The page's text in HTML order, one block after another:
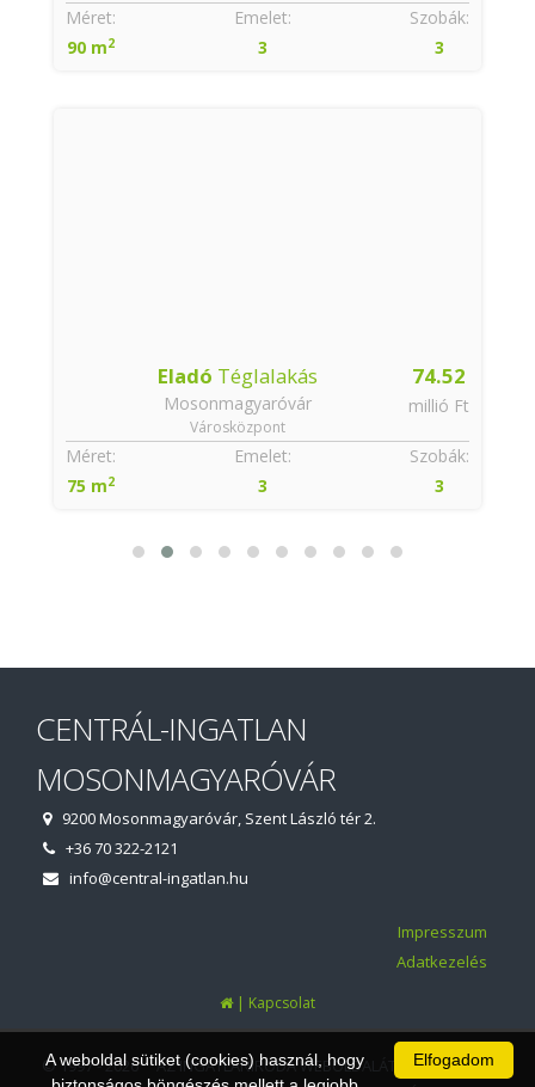
Szobák:
3
Méret:
90 m2
Emelet:
3
74.52
millió Ft
Eladó Téglalakás
Mosonmagyaróvár
Városközpont
Szobák:
3
Méret:
75 m2
Emelet:
3
CENTRÁL-INGATLAN
MOSONMAGYARÓVÁR
9200 Mosonmagyaróvár, Szent László tér 2.
+36 70 322-2121
info@central-ingatlan.hu
Impresszum
Adatkezelés
| Kapcsolat
© 1997 - 2026 AZ INGATLANIRODA WEBOLDALÁT ÉS ÜGYVITELI
Elfogadom
A weboldal sütiket (cookies) használ, hogy